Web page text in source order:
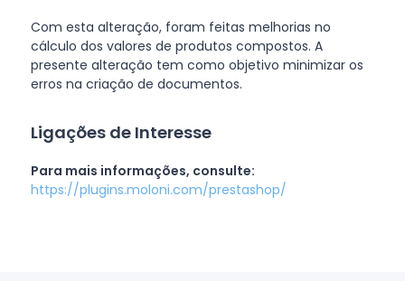
Com esta alteração, foram feitas melhorias no
cálculo dos valores de produtos compostos. A
presente alteração tem como objetivo minimizar os
erros na criação de documentos.
Ligações de Interesse
Para mais informações, consulte:
https://plugins.moloni.com/prestashop/